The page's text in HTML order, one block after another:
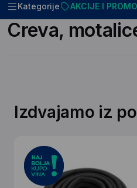
Kategorije AKCIJE I
Početna SVE ZA BAŠTU Creva,
Creva,
Izdvajamo iz